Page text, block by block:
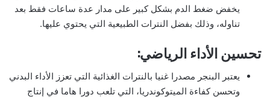
يخفض ضغط الدم بشكل كبير على مدار عدة ساعات فقط بعد
تناوله، وذلك بفضل النترات الطبيعية التي يحتوي عليها.
تحسين الأداء الرياضي:
يعتبر البنجر مصدرا غنيا بالنترات الغذائية التي تعزز الأداء البدني
وتحسن كفاءة الميتوكوندريا، التي تلعب دورا هاما في إنتاج